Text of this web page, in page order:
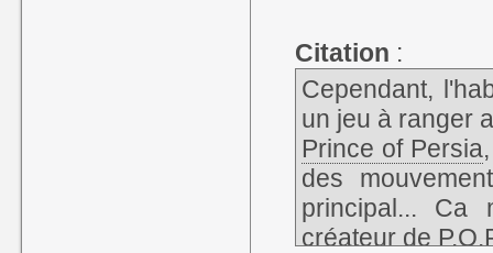
Citation :
Cependant,
un jeu à ranger
Prince of Persia
des
principal... Ca
créateur de